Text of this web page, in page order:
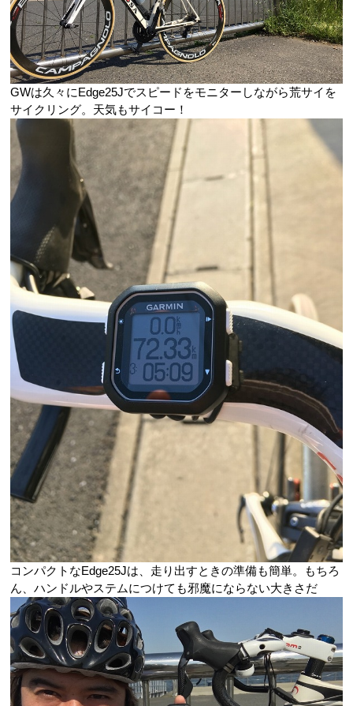
GWは久々にEdge25Jでスピードをモニターしながら荒サイを
サイクリング。天気もサイコー！
コンパクトなEdge25Jは、走り出すときの準備も簡単。もちろ
ん、ハンドルやステムにつけても邪魔にならない大きさだ